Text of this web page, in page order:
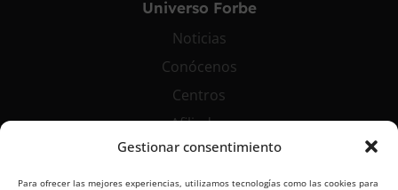
Gestionar consentimiento
Para ofrecer las mejores experiencias, utilizamos tecnologías como las cookies para
Universo Forbe
Noticias
Conócenos
Centros
Afiliados
Contáctanos